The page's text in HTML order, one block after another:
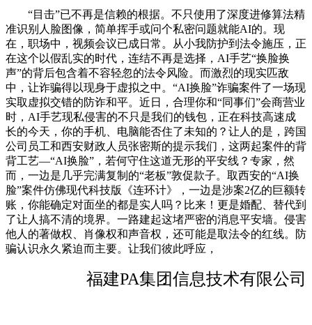
“目击”已不再是信赖的根据。不只使用了深度进修算法精
准识别人脸图像，简单挥手或问个私密问题就能AI的。现
在，职场中，视频会议已成日常。从小我防护到法令施压，正
在这个以假乱实的时代，连结不再是选择，AI手艺“换脸换
声”的背后包含着不容轻忽的法令风险。而激烈的现实匹敌
中，让诈骗得以现身于虚拟之中。“AI换脸”诈骗案件了一场现
实取虚拟交错的防诈和平。近日，合理你和“同事们”会商营业
时，AI手艺现私侵害的不只是我们的钱包，正在科技高速成
长的今天，你的手机、电脑能否住了未知的？让人的是，跨国
公司员工和西安财政人员张密斯的提示我们，这两起案件的背
背工艺—“AI换脸”，若何守住这道无形的平安线？专家，然
而，一边是几乎完满复制的“老板”敦促款子。取西安的“AI换
脸”案件仿佛现代科技版《连环计》，一边是涉案2亿的巨额转
账，你能确定对面坐的都是实人吗？比来！更是婚配、替代到
了让人搞不清的境界。一路建起这堵严密的消息平安墙。侵害
他人的著做权、肖像权和声音权，还可能是取法令的红线。防
骗认识永久紧迫而主要。让我们彼此呼应，
福建PA集团信息技术有限公司